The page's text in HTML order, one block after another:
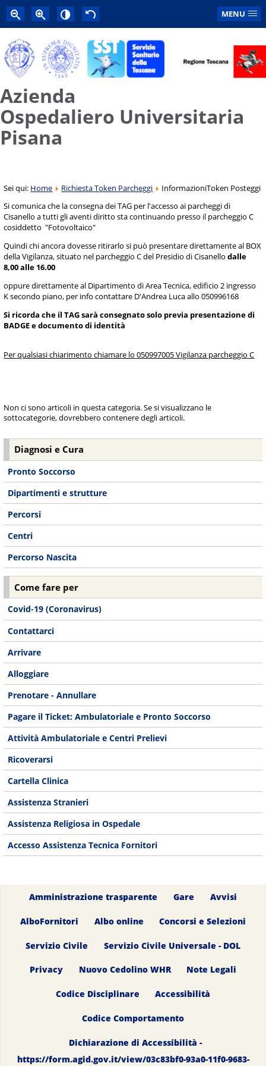
MENU
Azienda
Ospedaliero Universitaria
Pisana
Sei qui: Home Richiesta Token Parcheggi
InformazioniToken Posteggi
Si comunica che la consegna dei TAG per l'accesso ai parcheggi di
Cisanello a tutti gli aventi diritto sta continuando presso il parcheggio C
cosiddetto "Fotovoltaico"
Quindi chi ancora dovesse ritirarlosi può presentare direttamente al BOX
della Vigilanza, situato nel parcheggio C del Presidio di Cisanellodalle
8,00 alle 16.00
oppure direttamente al Dipartimento di Area Tecnica, edificio 2 ingresso
K secondo piano, per info contattare D'Andrea Luca allo 050996168
Si ricorda che il TAG sarà consegnato solo previa presentazione di
BADGE e documento di identità
Per qualsiasi chiarimento chiamare lo 050997005 Vigilanza parcheggio C
Non ci sono articoli in questa categoria. Se si visualizzano le
sottocategorie, dovrebbero contenere degli articoli.
Diagnosi e Cura
Pronto Soccorso
Dipartimenti e strutture
Percorsi
Centri
Percorso Nascita
Come fare per
Covid-19 (Coronavirus)
Contattarci
Arrivare
Alloggiare
Prenotare - Annullare
Pagare il Ticket: Ambulatoriale e Pronto Soccorso
Attività Ambulatoriale e Centri Prelievi
Ricoverarsi
Cartella Clinica
Assistenza Stranieri
Assistenza Religiosa in Ospedale
Accesso Assistenza Tecnica Fornitori
Amministrazione trasparente Gare Avvisi
AlboFornitori Albo online Concorsi e Selezioni
Servizio Civile Servizio Civile Universale - DOL
Privacy Nuovo Cedolino WHR Note Legali
Codice Disciplinare Accessibilità
Codice Comportamento
Dichiarazione di Accessibilità -
https://form.agid.gov.it/view/03c83bf0-93a0-11f0-9683-